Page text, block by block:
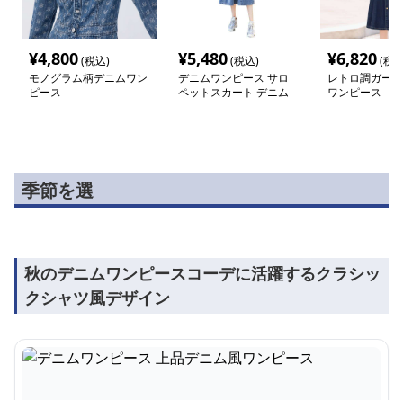
¥4,800(税込)
モノグラム柄デニムワン
ピース
¥5,480(税込)
デニムワンピース サロ
ペットスカート デニム
¥6,820(税
レトロ調ガー
ワンピース
季節を選
秋のデニムワンピースコーデに活躍するクラシッ
クシャツ風デザイン